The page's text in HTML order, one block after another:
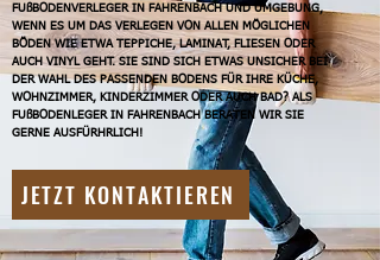
FUßBODENVERLEGER IN FAHRENBACH UND UMGEBUNG,
WENN ES UM DAS VERLEGEN VON ALLEN MÖGLICHEN
BÖDEN WIE ETWA TEPPICHE, LAMINAT, FLIESEN ODER
AUCH VINYL GEHT. SIE SIND SICH ETWAS UNSICHER BEI
DER WAHL DES PASSENDEN BODENS FÜR IHRE KÜCHE,
WOHNZIMMER, KINDERZIMMER ODER AUCH BAD? ALS
FUßBODENLEGER IN FAHRENBACH BERATEN WIR SIE
GERNE AUSFÜRHRLICH!
JETZT KONTAKTIEREN